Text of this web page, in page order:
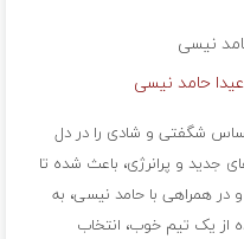
نیسی
حامد نیسی
شگفتی و شادی را در دل
جدید و پرانرژی، باعث شده تا
همراهی با حامد نیسی، به
از یک تیم خوب، انتخاب